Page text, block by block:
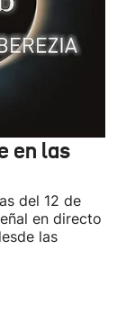
en las
del 12 de
en directo
las